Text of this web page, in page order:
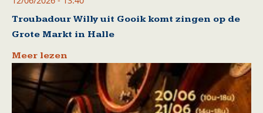
Troubadour Willy uit Gooik komt zingen op de
Grote Markt in Halle
Meer lezen